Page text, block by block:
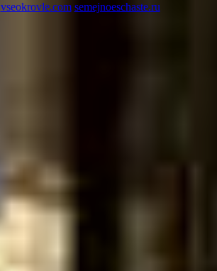
vseokrovle.com semejnoeschaste.ru